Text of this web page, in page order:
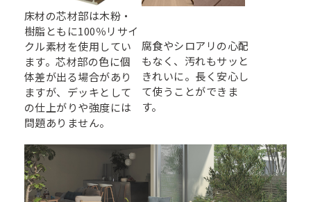
床材の芯材部は木粉・
樹脂ともに100％リサイ
クル素材を使用してい
ます。芯材部の色に個
体差が出る場合があり
ますが、デッキとして
の仕上がりや強度には
問題ありません。
腐食やシロアリの心配
もなく、汚れもサッと
きれいに。長く安心し
て使うことができま
す。